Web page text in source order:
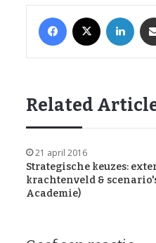
Related
21 april 2016
Strategische keuzes:
krachtenveld &
Academie)